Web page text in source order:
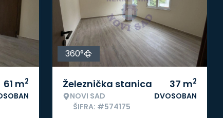
61 m2
360°
Železnička stanica
NOVI SAD
ŠIFRA: #574175
37 m2
DVOSOBAN